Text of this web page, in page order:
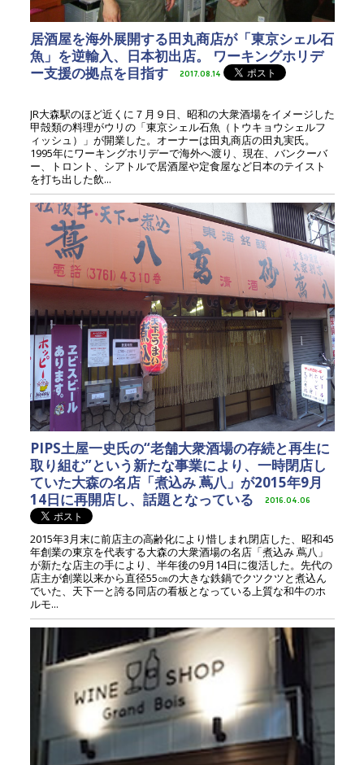
居酒屋を海外展開する田丸商店が「東京シェル石
魚」を逆輸入、日本初出店。 ワーキングホリデ
ー支援の拠点を目指す
2017.08.14
JR大森駅のほど近くに７月９日、昭和の大衆酒場をイメージした
甲殻類の料理がウリの「東京シェル石魚（トウキョウシェルフ
ィッシュ）」が開業した。オーナーは田丸商店の田丸実氏。
1995年にワーキングホリデーで海外へ渡り、現在、バンクーバ
ー、トロント、シアトルで居酒屋や定食屋など日本のテイスト
を打ち出した飲...
PIPS土屋一史氏の“老舗大衆酒場の存続と再生に
取り組む”という新たな事業により、一時閉店し
ていた大森の名店「煮込み 蔦八」が2015年9月
14日に再開店し、話題となっている
2016.04.06
2015年3月末に前店主の高齢化により惜しまれ閉店した、昭和45
年創業の東京を代表する大森の大衆酒場の名店「煮込み 蔦八」
が新たな店主の手により、半年後の9月14日に復活した。先代の
店主が創業以来から直径55㎝の大きな鉄鍋でクツクツと煮込ん
でいた、天下一と誇る同店の看板となっている上質な和牛のホ
ルモ...